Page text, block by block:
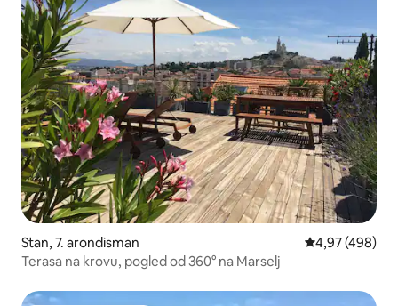
Stan, 7. arondisman Prosečna
4,97 (498)
Terasa na krovu, pogled od 360° na Marselj